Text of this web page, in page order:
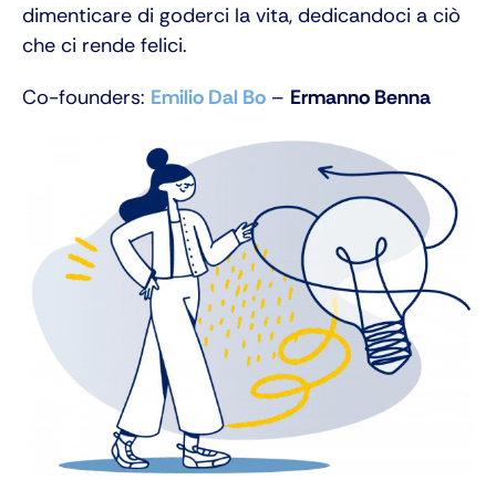
dimenticare di goderci la vita, dedicandoci a ciò
che ci rende felici.
Co-founders: Emilio Dal Bo – Ermanno Benna